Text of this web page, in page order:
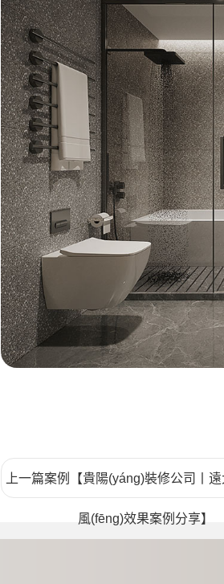
上一篇案例【貴陽(yáng)裝修公司丨
風(fēng)效果案例分享】